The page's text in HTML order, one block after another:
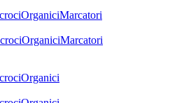
OrganiciMarcatori
OrganiciMarcatori
Organici